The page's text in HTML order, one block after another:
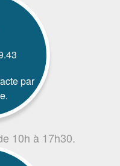
par
10h à 17h30.